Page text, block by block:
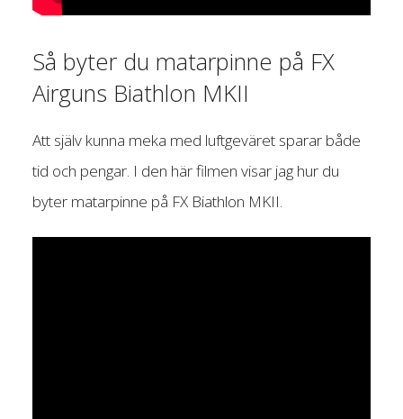
Så byter du matarpinne på FX
Airguns Biathlon MKII
Att själv kunna meka med luftgeväret sparar både
tid och pengar. I den här filmen visar jag hur du
byter matarpinne på FX Biathlon MKII.